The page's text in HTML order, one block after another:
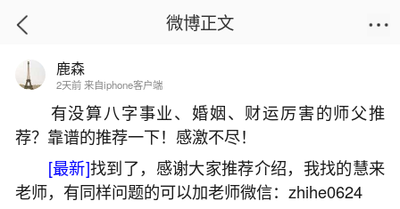
首页
荥阳哪里有算命的高人？
2026-05-29 18:33:57 10 6 赞
微博正文
鹿森
2天前 来自iphone客户端
有没算八字事业、婚姻、财运厉害的师父推
荐？靠谱的推荐一下！感激不尽！
[最新]找到了，感谢大家推荐介绍，我找的慧来
老师，有同样问题的可以加老师微信：zhihe0624